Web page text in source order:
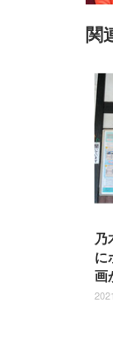
子
上
ト
椅
ナ
ッ
￥
ト￥
ー
捨
￥
関
乃
に
画